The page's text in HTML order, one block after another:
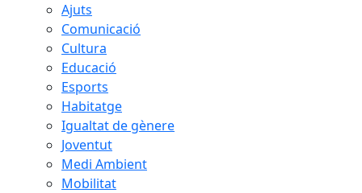
Ajuts
Comunicació
Cultura
Educació
Esports
Habitatge
Igualtat de gènere
Joventut
Medi Ambient
Mobilitat